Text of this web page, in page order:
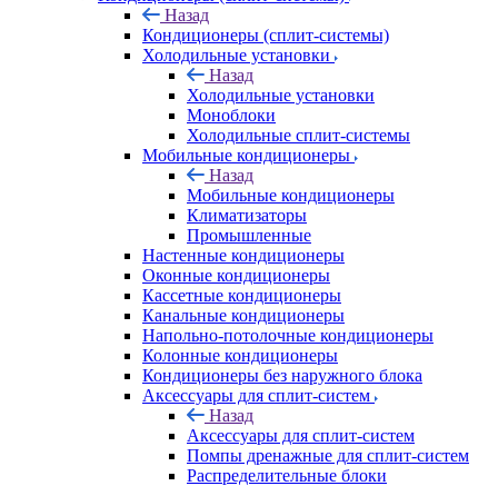
Назад
Кондиционеры (сплит-системы)
Холодильные установки
Назад
Холодильные установки
Моноблоки
Холодильные сплит-системы
Мобильные кондиционеры
Назад
Мобильные кондиционеры
Климатизаторы
Промышленные
Настенные кондиционеры
Оконные кондиционеры
Кассетные кондиционеры
Канальные кондиционеры
Напольно-потолочные кондиционеры
Колонные кондиционеры
Кондиционеры без наружного блока
Аксессуары для сплит-систем
Назад
Аксессуары для сплит-систем
Помпы дренажные для сплит-систем
Распределительные блоки